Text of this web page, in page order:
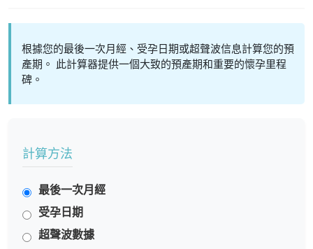
根據您的最後一次月經、受孕日期或超聲波信息計算您的預
產期。 此計算器提供一個大致的預產期和重要的懷孕里程
碑。
計算方法
最後一次月經
受孕日期
超聲波數據